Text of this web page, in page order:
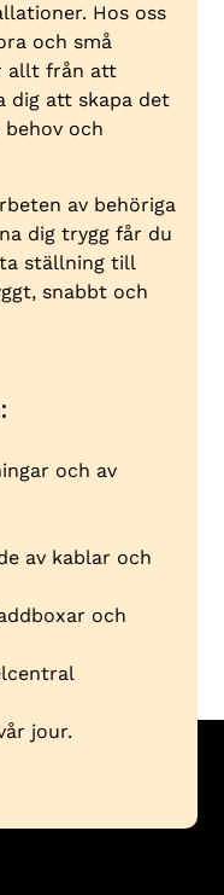
Hos oss
och små
allt från att
dig att skapa det
och
av behöriga
dig trygg får du
ställning till
snabbt och
och av
av kablar och
och
jour.